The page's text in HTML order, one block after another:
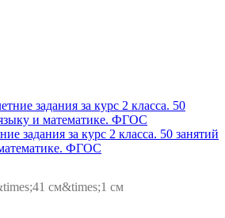
задания за курс 2 класса. 50 занятий
ФГОС
см&times;1 см